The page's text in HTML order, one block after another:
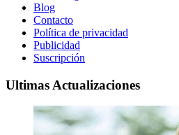
Blog
Contacto
Política de privacidad
Publicidad
Suscripción
Ultimas Actualizaciones